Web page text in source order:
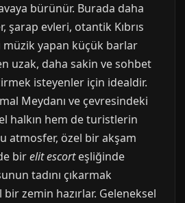
bürünür. Burada daha
şarap evleri, otantik Kıbrıs
müzik yapan küçük barlar
uzak, daha sakin ve sohbet
isteyenler için idealdir.
Meydanı ve çevresindeki
halkın hem de turistlerin
atmosfer, özel bir akşam
birelit escorteşliğinde
tadını çıkarmak
zemin hazırlar. Geleneksel